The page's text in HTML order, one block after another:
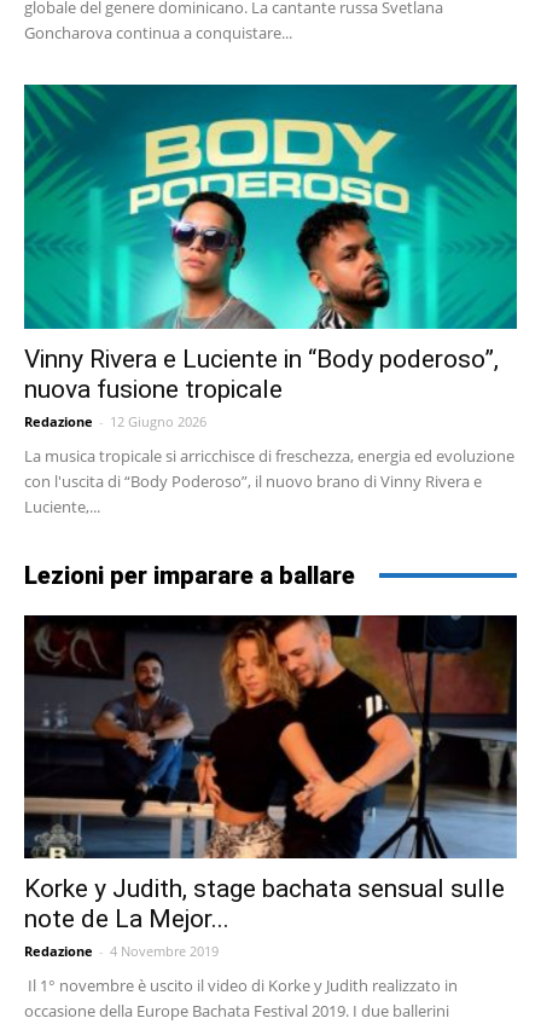
globale del genere dominicano. La cantante russa Svetlana
Goncharova continua a conquistare...
Vinny Rivera e Luciente in “Body poderoso”,
nuova fusione tropicale
Redazione - 12 Giugno 2026
La musica tropicale si arricchisce di freschezza, energia ed evoluzione
con l'uscita di “Body Poderoso”, il nuovo brano di Vinny Rivera e
Luciente,...
Lezioni per imparare a ballare
Korke y Judith, stage bachata sensual sulle
note de La Mejor...
Redazione - 4 Novembre 2019
Il 1° novembre è uscito il video di Korke y Judith realizzato in
occasione della Europe Bachata Festival 2019. I due ballerini